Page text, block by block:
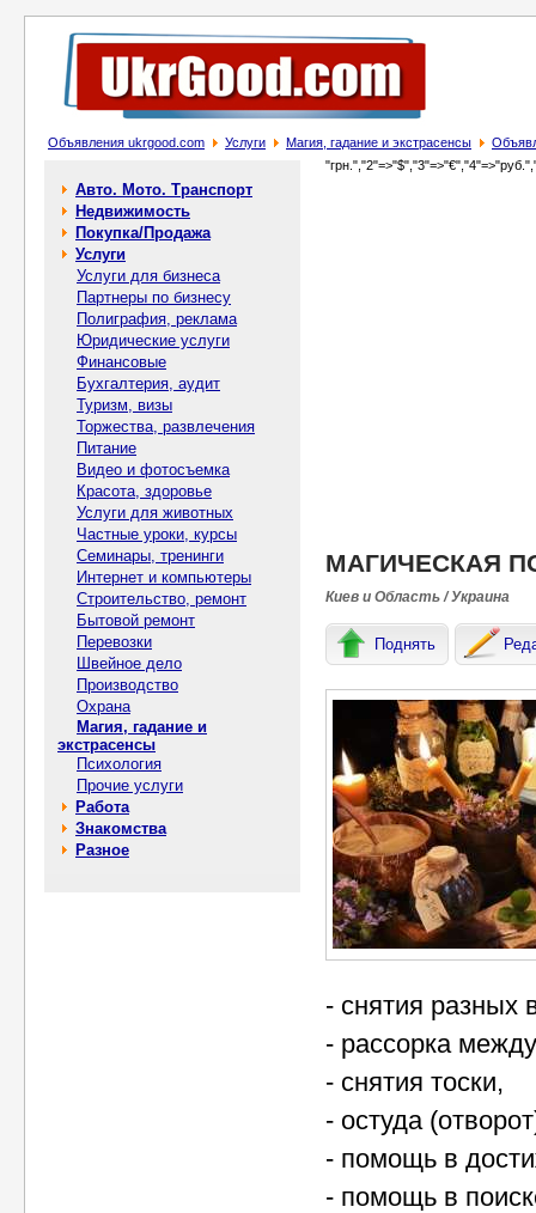
Объявления ukrgood.com Услуги Магия, гадание и экстрасенсы
Авто. Мото. Транспорт
Недвижимость
Покупка/Продажа
Услуги
Услуги для бизнеса
Партнеры по бизнесу
Полиграфия, реклама
Юридические услуги
Финансовые
Бухгалтерия, аудит
Туризм, визы
Торжества, развлечения
Питание
Видео и фотосъемка
Красота, здоровье
Услуги для животных
Частные уроки, курсы
Семинары, тренинги
Интернет и компьютеры
Строительство, ремонт
Бытовой ремонт
Перевозки
Швейное дело
Производство
Охрана
Магия, гадание и
экстрасенсы
Психология
Прочие услуги
Работа
Знакомства
Разное
МАГИЧЕСКАЯ
Киев и Область / Украина
Поднять
- снятия разных
- рассорка
- снятия тоски,
- остуда
- помощь в
- помощь в